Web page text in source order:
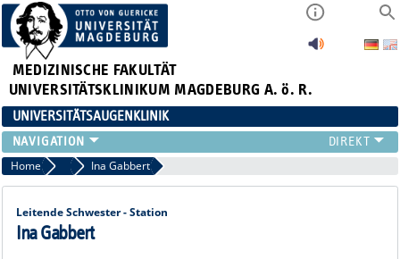
MEDIZINISCHE FAKULTÄT
UNIVERSITÄTSKLINIKUM MAGDEBURG A. ö. R.
UNIVERSITÄTSAUGENKLINIK
AKTUELLES
KLINIK
TEAM
FORSCHUNG
Home Pflegepersonal
Ina Gabbert
Leitende Schwester - Station
Ina Gabbert